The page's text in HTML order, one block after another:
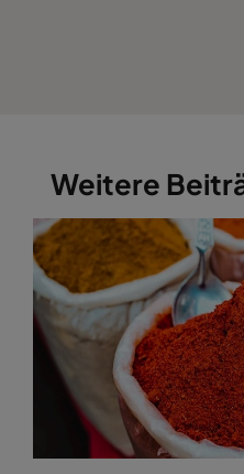
Weitere